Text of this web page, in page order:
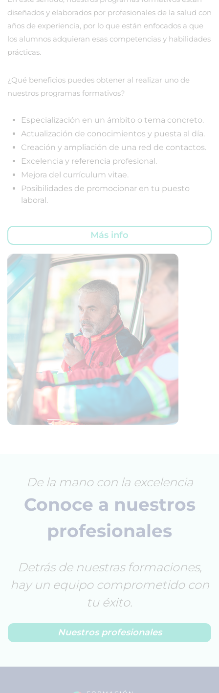
diseñados y elaborados por profesionales de la salud con
años de experiencia, por lo que están enfocados a que
los alumnos adquieran esas competencias y habilidades
prácticas.
¿Qué beneficios puedes obtener al realizar uno de
nuestros programas formativos?
Especialización en un ámbito o tema concreto.
Actualización de conocimientos y puesta al día.
Creación y ampliación de una red de contactos.
Excelencia y referencia profesional.
Mejora del currículum vitae.
Posibilidades de promocionar en tu puesto
laboral.
Más info
De la mano con la excelencia
Conoce a nuestros
profesionales
Detrás de nuestras formaciones,
hay un equipo comprometido con
tu éxito.
Nuestros profesionales